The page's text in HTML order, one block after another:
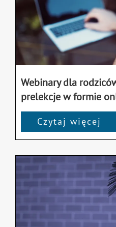
Webinary dla
prelekcje w formie
Czytaj więcej